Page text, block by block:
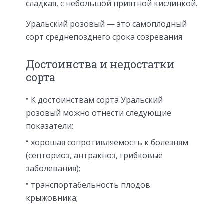
сладкая, с небольшой приятной кислинкой.
Уральский розовый — это самоплодный
сорт среднепозднего срока созревания.
Достоинства и недостатки
сорта
К достоинствам сорта Уральский
розовый можно отнести следующие
показатели:
хорошая сопротивляемость к болезням
(септориоз, антракноз, грибковые
заболевания);
транспортабельность плодов
крыжовника;